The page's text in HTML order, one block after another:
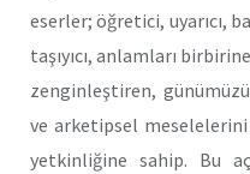
eserler; öğretici, uyarıcı,
taşıyıcı, anlamları
zenginleştiren,
ve arketipsel
yetkinliğine sahip. Bu